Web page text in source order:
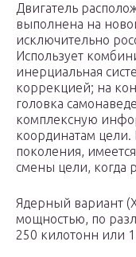
Двигатель
выполнена на
исключительно
Использует
инерциальная
коррекцией; на
головка
комплексную
координатам цели.
поколения,
смены цели, когда
Ядерный вариант
мощностью, по
250 килотонн или